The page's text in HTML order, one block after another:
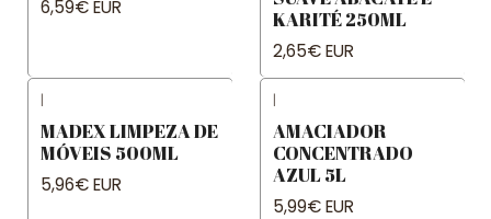
6,59€ EUR
KARITÉ 250ML
2,65€ EUR
|
MADEX LIMPEZA DE
MÓVEIS 500ML
5,96€ EUR
|
AMACIADOR
CONCENTRADO
AZUL 5L
5,99€ EUR